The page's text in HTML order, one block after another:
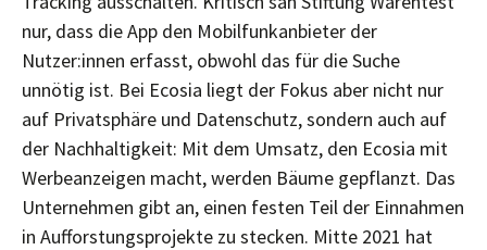
nur, dass die App den Mobilfunkanbieter der
Nutzer:innen erfasst, obwohl das für die Suche
unnötig ist. Bei Ecosia liegt der Fokus aber nicht nur
auf Privatsphäre und Datenschutz, sondern auch auf
der Nachhaltigkeit: Mit dem Umsatz, den Ecosia mit
Werbeanzeigen macht, werden Bäume gepflanzt. Das
Unternehmen gibt an, einen festen Teil der Einnahmen
in Aufforstungsprojekte zu stecken. Mitte 2021 hat